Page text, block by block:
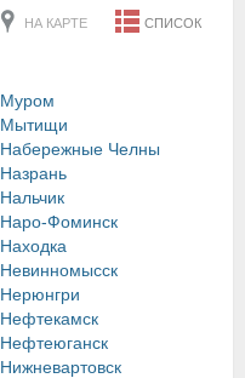
НА КАРТЕ СПИСОК
Муром
Мытищи
Набережные Челны
Назрань
Нальчик
Наро-Фоминск
Находка
Невинномысск
Нерюнгри
Нефтекамск
Нефтеюганск
Нижневартовск